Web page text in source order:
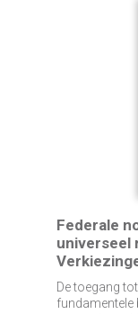
Federale
universeel
De toegang
fundamentele